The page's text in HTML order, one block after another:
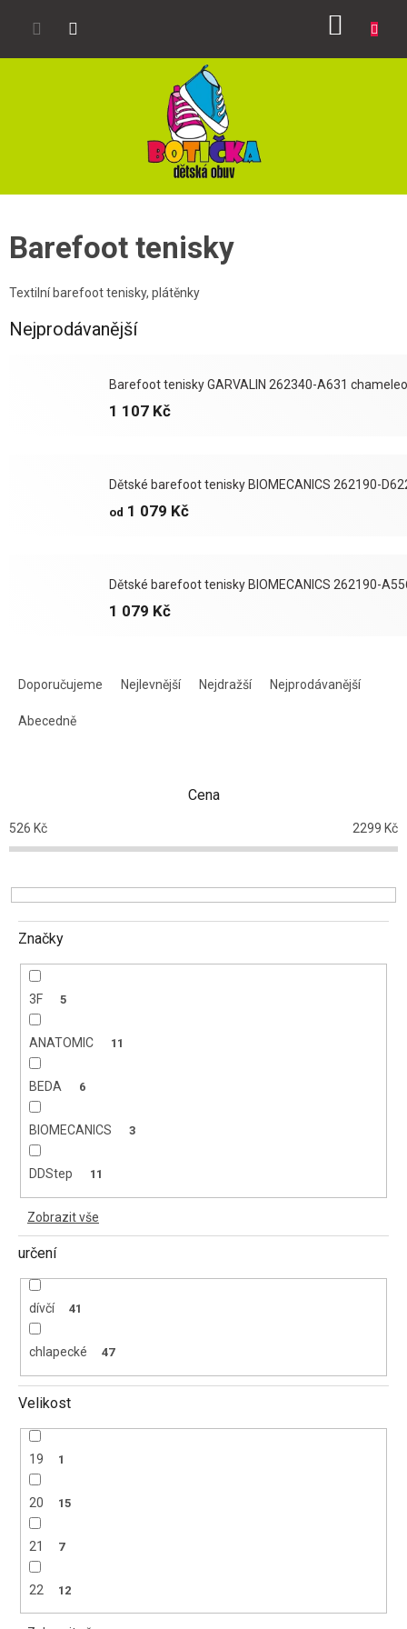
Barefoot tenisky
Textilní barefoot tenisky, plátěnky
Nejprodávanější
Barefoot tenisky GARVALIN 262340-A631
1 107 Kč
Dětské barefoot tenisky BIOMECANICS 262190-
od 1 079 Kč
Dětské barefoot tenisky BIOMECANICS 262190-
1 079 Kč
o
d
k
t
Doporučujeme Nejlevnější Nejdražší Nejprodávanější
Abecedně
Cena
526 Kč 2299 Kč
Značky
3F 5
ANATOMIC 11
BEDA 6
BIOMECANICS 3
DDStep 11
Zobrazit vše
určení
dívčí 41
chlapecké 47
Velikost
19 1
20 15
21 7
22 12